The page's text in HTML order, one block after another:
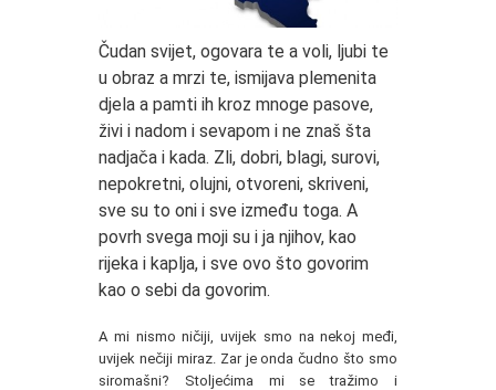
Čudan svijet, ogovara te a voli, ljubi te
u obraz a mrzi te, ismijava plemenita
djela a pamti ih kroz mnoge pasove,
živi i nadom i sevapom i ne znaš šta
nadjača i kada. Zli, dobri, blagi, surovi,
nepokretni, olujni, otvoreni, skriveni,
sve su to oni i sve između toga. A
povrh svega moji su i ja njihov, kao
rijeka i kaplja, i sve ovo što govorim
kao o sebi da govorim.
A mi nismo ničiji, uvijek smo na nekoj međi,
uvijek nečiji miraz. Zar je onda čudno što smo
siromašni? Stoljećima mi se tražimo i